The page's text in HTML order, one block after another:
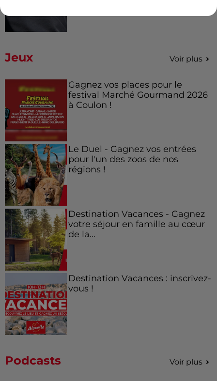
Jeux Voir plus
Gagnez vos places pour le
festival Marché Gourmand 2026
à Coulon !
Le Duel - Gagnez vos entrées
pour l'un des zoos de nos
régions !
Destination Vacances - Gagnez
votre séjour en famille au cœur
de la...
Destination Vacances : inscrivez-
vous !
Podcasts Voir plus